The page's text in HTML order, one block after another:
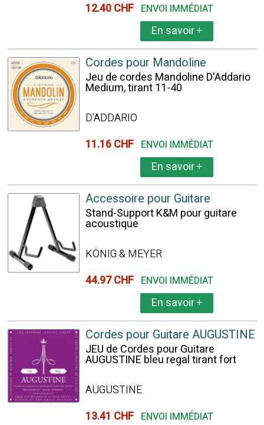
12.40 CHF ENVOI IMMÉDIAT
En savoir+
Cordes pour Mandoline
Jeu de cordes Mandoline D'Addario
Medium, tirant 11-40
D'ADDARIO
11.16 CHF ENVOI IMMÉDIAT
En savoir+
Accessoire pour Guitare
Stand-Support K&M pour guitare
acoustique
KÖNIG & MEYER
44.97 CHF ENVOI IMMÉDIAT
En savoir+
Cordes pour Guitare AUGUSTINE
JEU de Cordes pour Guitare
AUGUSTINE bleu regal tirant fort
AUGUSTINE
13.41 CHF ENVOI IMMÉDIAT